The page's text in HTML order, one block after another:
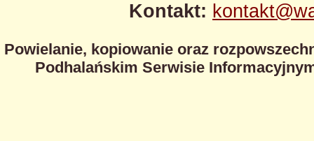
Kontakt:
Powielanie, kopiowanie oraz
Podhalańskim Serwisie